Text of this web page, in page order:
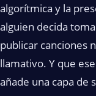
algorítmica y la
alguien decida
publicar canciones
llamativo. Y que
añade una capa de